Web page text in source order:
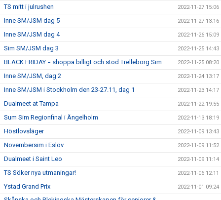
TS mitt i julrushen 2022-11-27 15:06
Inne SM/JSM dag 5 2022-11-27 13:16
Inne SM/JSM dag 4 2022-11-26 15:09
Sim SM/JSM dag 3 2022-11-25 14:43
BLACK FRIDAY = shoppa billigt och stöd Trelleborg Sim 2022-11-25 08:20
Inne SM/JSM, dag 2 2022-11-24 13:17
Inne SM/JSM i Stockholm den 23-27.11, dag 1 2022-11-23 14:17
Dualmeet at Tampa 2022-11-22 19:55
Sum Sim Regionfinal i Ängelholm 2022-11-13 18:19
Höstlovsläger 2022-11-09 13:43
Novembersim i Eslöv 2022-11-09 11:52
Dualmeet i Saint Leo 2022-11-09 11:14
TS Söker nya utmaningar! 2022-11-06 12:11
Ystad Grand Prix 2022-11-01 09:24